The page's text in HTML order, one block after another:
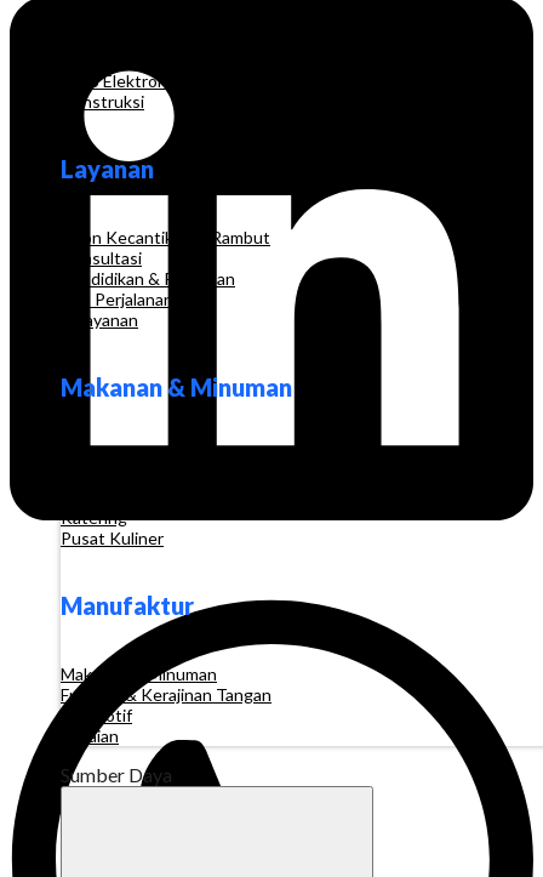
Toko Elektronik
Konstruksi
Layanan
Salon Kecantikan & Rambut
Konsultasi
Pendidikan & Pelatihan
Biro Perjalanan
Pelayanan
Makanan & Minuman
Katering
Pusat Kuliner
Manufaktur
Makanan & Minuman
Furnitur & Kerajinan Tangan
Otomotif
Pakaian
Sumber Daya